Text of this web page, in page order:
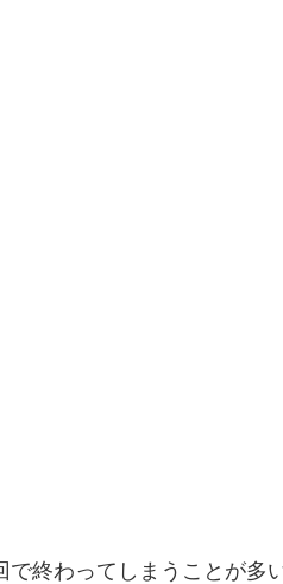
で終わってしまうことが多